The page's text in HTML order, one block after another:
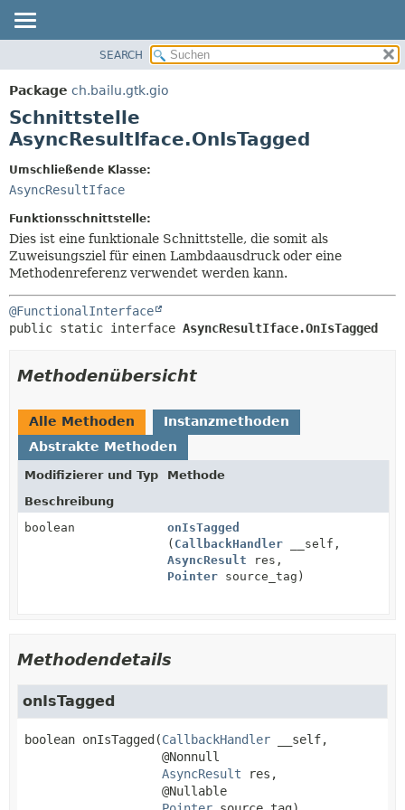
PACKAGE
KLASSE
BAUM
INDEX
METHODE
KONSTRUKTOR
METHODE
SEARCH
Package ch.bailu.gtk.gio
Schnittstelle
AsyncResultIface.OnIsTagged
Umschließende Klasse:
AsyncResultIface
Funktionsschnittstelle:
Dies ist eine funktionale Schnittstelle, die somit als
Zuweisungsziel für einen Lambdaausdruck oder eine
Methodenreferenz verwendet werden kann.
@FunctionalInterface
public static interface AsyncResultIface.OnIsTagged
Methodenübersicht
Alle Methoden
Instanzmethoden
Abstrakte Methoden
Modifizierer und Typ
Methode
Beschreibung
boolean
onIsTagged
( CallbackHandler __self,
AsyncResult res,
Pointer source_tag)
Methodendetails
onIsTagged
boolean onIsTagged(CallbackHandler __self,
@Nonnull
AsyncResult res,
@Nullable